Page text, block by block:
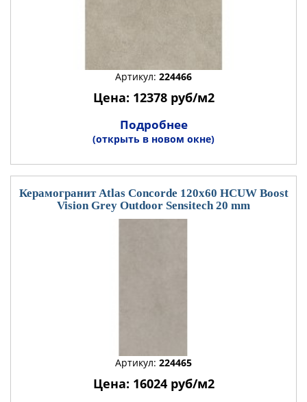
Артикул: 224466
Цена: 12378 руб/м2
Подробнее
(открыть в новом окне)
Керамогранит Atlas Concorde 120x60 HCUW Boost
Vision Grey Outdoor Sensitech 20 mm
Артикул: 224465
Цена: 16024 руб/м2